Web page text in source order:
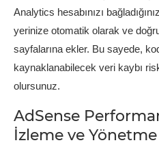
Analytics hesabınızı
yerinize otomatik olarak ve
sayfalarına ekler. Bu sayede,
kaynaklanabilecek veri kaybı
olursunuz.
AdSense
İzleme ve Yönetme